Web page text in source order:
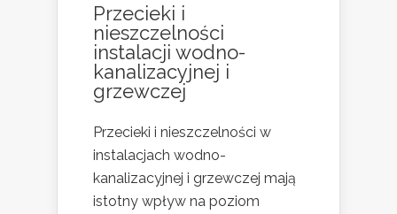
Przecieki i
nieszczelności
instalacji wodno-
kanalizacyjnej i
grzewczej
Przecieki i nieszczelności w
instalacjach wodno-
kanalizacyjnej i grzewczej mają
istotny wpływ na poziom